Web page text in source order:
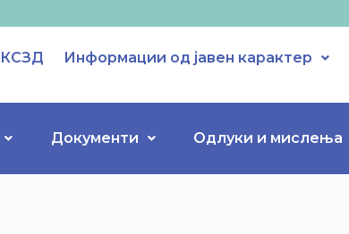
Информации од јавен карактер
Документи Одлуки и мислења